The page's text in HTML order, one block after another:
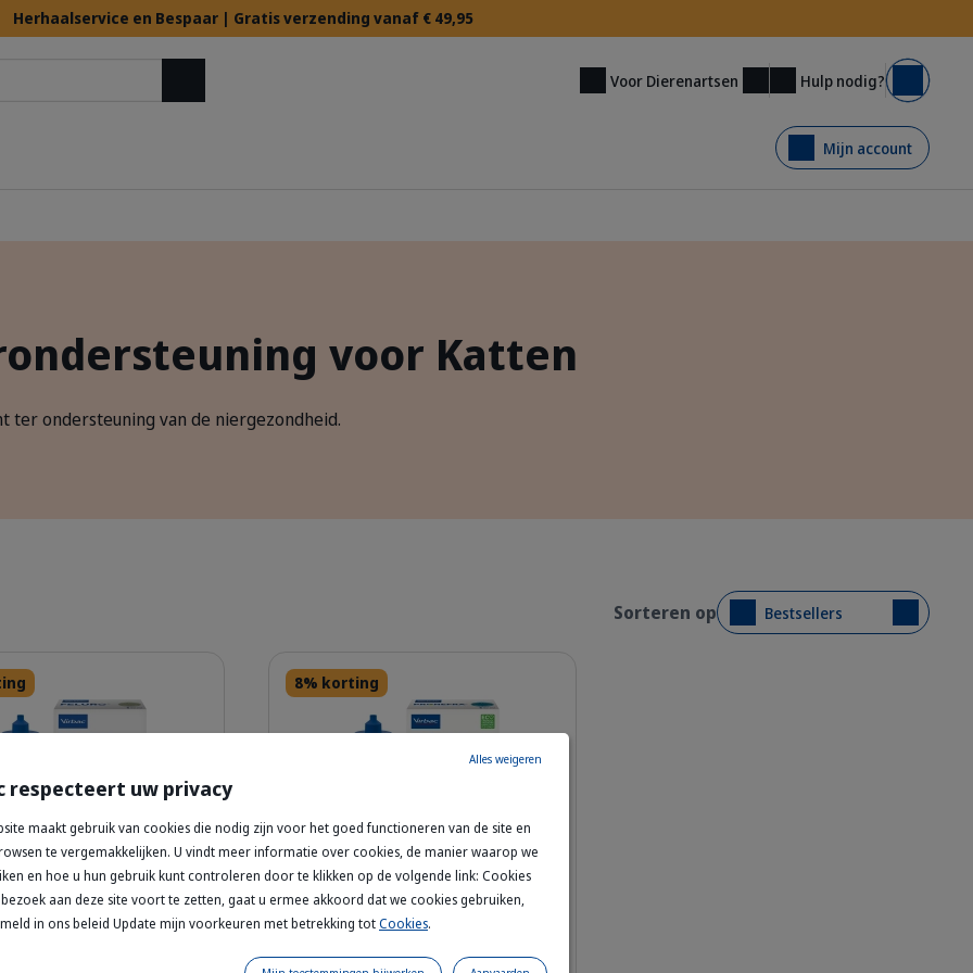
Herhaalservice en Bespaar | Gratis verzending vanaf € 49,95
Voor Dierenartsen Hulp nodig? Mand
Mijn account
Close-up of a brown and white tabby cat with green eyes staring directly at the camera.
voor Katten
ter ondersteuning van de niergezondheid.
Sorteren op Bestsellers
308939_Packshot_Feluro_60ml_face.png
Vloeibaar Supplement
308976_Packshot_Pronefra_60ml_face.png
8% korting
Pronefra oral suspension -
voor Hond & Kat
respecteert uw privacy
maakt gebruik van cookies die nodig zijn voor het goed functioneren van de site en
te vergemakkelijken. U vindt meer informatie over cookies, de manier waarop we
en hoe u hun gebruik kunt controleren door te klikken op de volgende link: Cookies
aan deze site voort te zetten, gaat u ermee akkoord dat we cookies gebruiken,
in ons beleid Update mijn voorkeuren met betrekking totCookies.
Alles weigeren